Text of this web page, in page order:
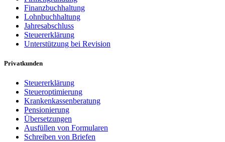
Finanzbuchhaltung
Lohnbuchhaltung
Jahresabschluss
Steuererklärung
Unterstützung bei Revision
Privatkunden
Steuererklärung
Steueroptimierung
Krankenkassenberatung
Pensionierung
Übersetzungen
Ausfüllen von Formularen
Schreiben von Briefen